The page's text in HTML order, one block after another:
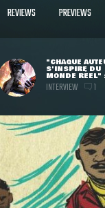
REVIEWS PREVIEWS
"CHAQUE
S'INSPIRE DU
MONDE RÉEL"
INTERVIEW 1